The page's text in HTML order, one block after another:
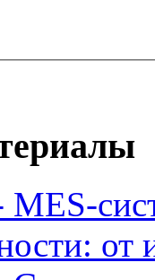
MES-
от